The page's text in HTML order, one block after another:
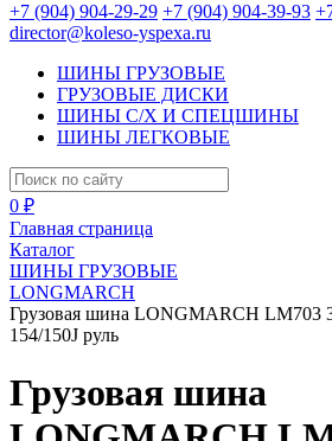
+7 (904) 904-29-29 +7 (904) 904-39-93
director@koleso-yspexa.ru
ШИНЫ ГРУЗОВЫЕ
ГРУЗОВЫЕ ДИСКИ
ШИНЫ С/Х И СПЕЦШИНЫ
ШИНЫ ЛЕГКОВЫЕ
0 ₽
Главная страница
Каталог
ШИНЫ ГРУЗОВЫЕ
LONGMARCH
Грузовая шина LONGMARCH LM703
154/150J руль
Грузовая шина